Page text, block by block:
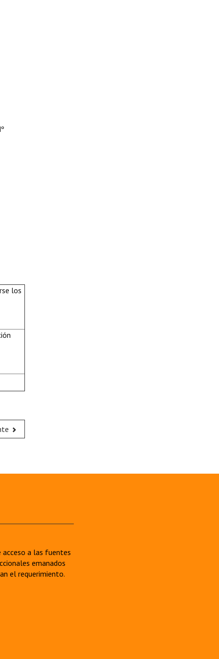
los
acceso a las fuentes
emanados
el requerimiento.